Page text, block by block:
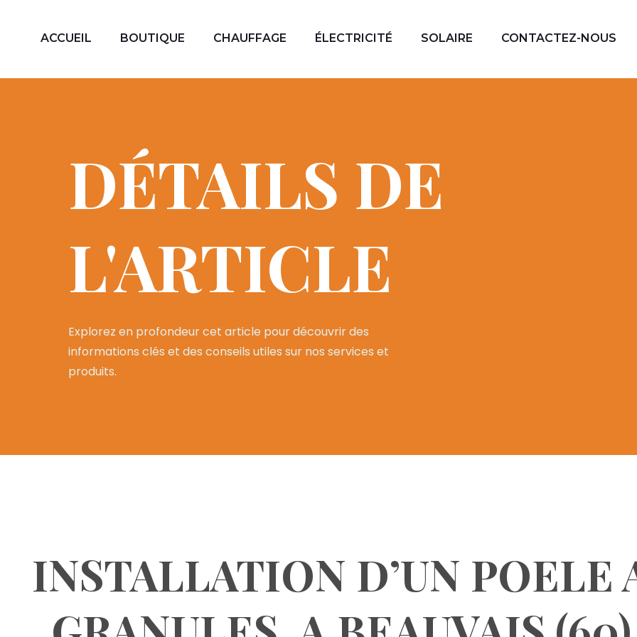
ACCUEIL BOUTIQUE CHAUFFAGE ÉLECTRICITÉ SOLAIRE CONTACTEZ-NOUS
DÉTAILS DE
L'ARTICLE
Explorez en profondeur cet article pour découvrir des
informations clés et des conseils utiles sur nos services et
produits.
INSTALLATION D’UN POELE